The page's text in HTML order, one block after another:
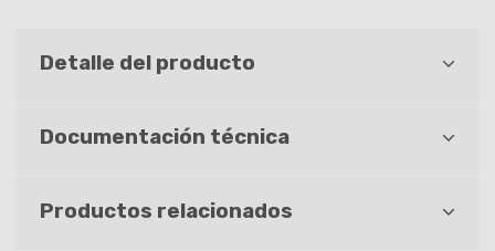
Detalle del producto
Documentación técnica
Productos relacionados